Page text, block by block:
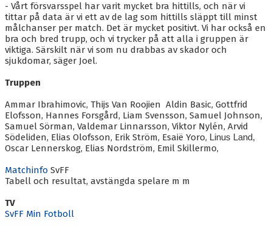
- Vårt försvarsspel har varit mycket bra hittills, och när vi
tittar på data är vi ett av de lag som hittills släppt till minst
målchanser per match. Det är mycket positivt. Vi har också en
bra och bred trupp, och vi trycker på att alla i gruppen är
viktiga. Särskilt när vi som nu drabbas av skador och
sjukdomar, säger Joel.
Truppen
Ammar Ibrahimovic, Thijs Van Roojien Aldin Basic, Gottfrid
Elofsson, Hannes Forsgård, Liam Svensson, Samuel Johnson,
Samuel Sörman, Valdemar Linnarsson, Viktor Nylén, Arvid
Södeliden, Elias Olofsson, Erik Ström, Esaië Yoro, Linus Land,
Oscar Lennerskog, Elias Nordström, Emil Skillermo,
Matchinfo SvFF
Tabell och resultat, avstängda spelare m m
TV
SvFF Min Fotboll